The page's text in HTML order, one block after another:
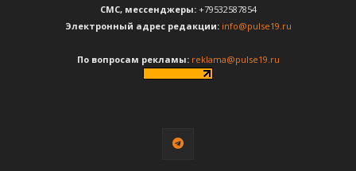
CМС, мессенджеры:+79532587854
Электронный адрес редакции: info@pulse19.ru
По вопросам рекламы: reklama@pulse19.ru